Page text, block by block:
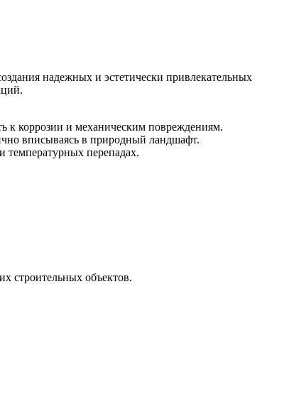
надежных и эстетически привлекательных
к коррозии и механическим повреждениям.
вписываясь в природный ландшафт.
температурных перепадах.
строительных объектов.